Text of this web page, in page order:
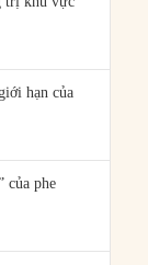
hạn của
của phe